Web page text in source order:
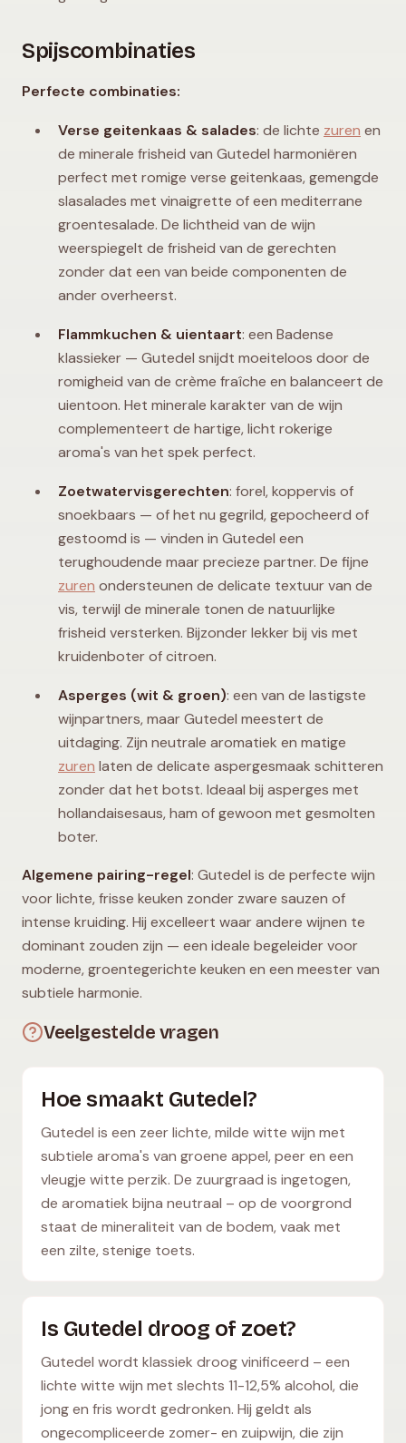
Spijscombinaties
Perfecte combinaties:
Verse geitenkaas & salades: de lichte zuren en
de minerale frisheid van Gutedel harmoniëren
perfect met romige verse geitenkaas, gemengde
slasalades met vinaigrette of een mediterrane
groentesalade. De lichtheid van de wijn
weerspiegelt de frisheid van de gerechten
zonder dat een van beide componenten de
ander overheerst.
Flammkuchen & uientaart: een Badense
klassieker — Gutedel snijdt moeiteloos door de
romigheid van de crème fraîche en balanceert de
uientoon. Het minerale karakter van de wijn
complementeert de hartige, licht rokerige
aroma's van het spek perfect.
Zoetwatervisgerechten: forel, koppervis of
snoekbaars — of het nu gegrild, gepocheerd of
gestoomd is — vinden in Gutedel een
terughoudende maar precieze partner. De fijne
zuren ondersteunen de delicate textuur van de
vis, terwijl de minerale tonen de natuurlijke
frisheid versterken. Bijzonder lekker bij vis met
kruidenboter of citroen.
Asperges (wit & groen): een van de lastigste
wijnpartners, maar Gutedel meestert de
uitdaging. Zijn neutrale aromatiek en matige
zuren laten de delicate aspergesmaak schitteren
zonder dat het botst. Ideaal bij asperges met
hollandaisesaus, ham of gewoon met gesmolten
boter.
Algemene pairing-regel: Gutedel is de perfecte wijn
voor lichte, frisse keuken zonder zware sauzen of
intense kruiding. Hij excelleert waar andere wijnen te
dominant zouden zijn — een ideale begeleider voor
moderne, groentegerichte keuken en een meester van
subtiele harmonie.
Veelgestelde vragen
Hoe smaakt Gutedel?
Gutedel is een zeer lichte, milde witte wijn met
subtiele aroma's van groene appel, peer en een
vleugje witte perzik. De zuurgraad is ingetogen,
de aromatiek bijna neutraal – op de voorgrond
staat de mineraliteit van de bodem, vaak met
een zilte, stenige toets.
Is Gutedel droog of zoet?
Gutedel wordt klassiek droog vinificeerd – een
lichte witte wijn met slechts 11-12,5% alcohol, die
jong en fris wordt gedronken. Hij geldt als
ongecompliceerde zomer- en zuipwijn, die zijn